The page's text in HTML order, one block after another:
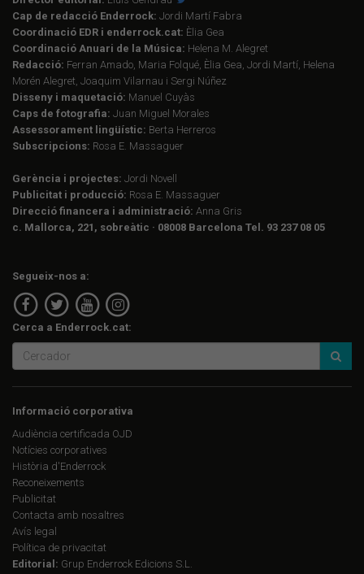
Cap de redacció Enderrock: Jordi Martí Fabra
Coordinació EDR i enderrock.cat: Èlia Gea
Coordinació Anuari de la Música: Helena M. Alegret
Redacció: Ferran Amado, Maria Folqué, Èlia Gea, Jordi Martí, Helena
Morén Alegret, Joaquim Vilarnau i Sergi Núñez
Disseny i maquetació: Manuel Cuyàs
Caps de fotografia: Juan Miguel Morales
Assessorament lingüístic: Berta Herreros
Subscripcions: Rosa E. Massaguer
Gerència i projectes: Jordi Novell
Publicitat i producció: Rosa E. Massaguer
Direcció financera i administració: Anna Gris
c. Mallorca, 221, sobreàtic · 08008 Barcelona Tel. 93 237 08 05
Segueix-nos a:
Cerca a Enderrock.cat:
Informació corporativa
Audiència certificada OJD
Notícies corporatives
Història d'Enderrock
Reconeixements
Publicitat
Contacta amb nosaltres
Avís legal
Política de privacitat
Editorial: Grup Enderrock Edicions S.L.